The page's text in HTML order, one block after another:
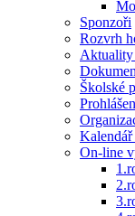
Sponzoři
Rozvrh
Aktuality
Školské
On-line